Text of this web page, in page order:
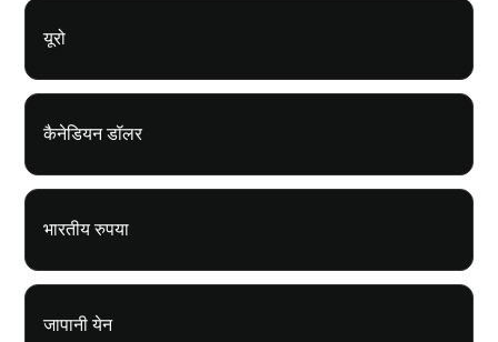
यूरो
कैनेडियन डॉलर
भारतीय रुपया
जापानी येन